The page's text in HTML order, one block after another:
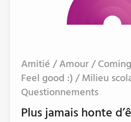
Amitié / Amour /
Feel good :) / Milieu
Questionnements
Plus jamais honte